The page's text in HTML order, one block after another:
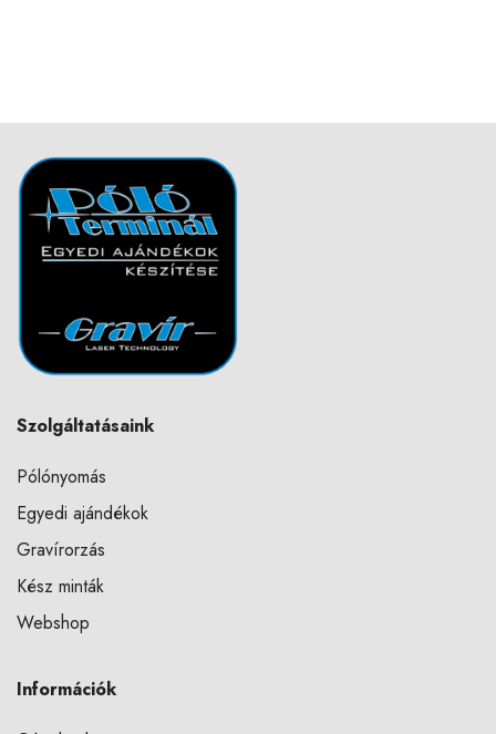
Szolgáltatásaink
Pólónyomás
Egyedi ajándékok
Gravírorzás
Kész minták
Webshop
Információk